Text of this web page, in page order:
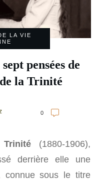
LA VIE
pensées de
la Trinité
0
(1880-1906),
derrière elle une
connue sous le titre